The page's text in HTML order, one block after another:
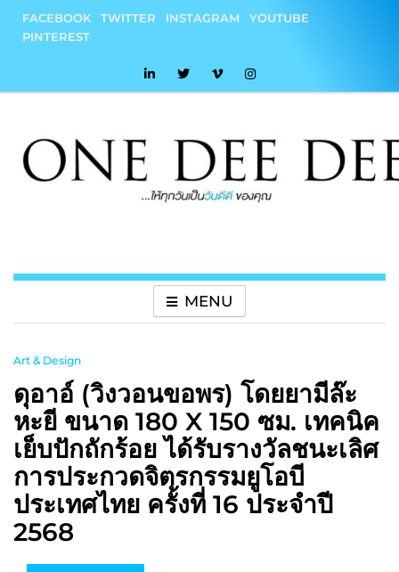
content
FACEBOOK TWITTER INSTAGRAM
YOUTUBE
PINTEREST
MENU
Art & Design
ดุอาอ์ (วิงวอนขอพร) โดยยามีล๊ะ
หะยี ขนาด 180 X 150 ซม. เทคนิค
เย็บปักถักร้อย ได้รับรางวัลชนะเลิศ
การประกวดจิตรกรรมยูโอบี
ประเทศไทย ครั้งที่ 16 ประจำปี
2568